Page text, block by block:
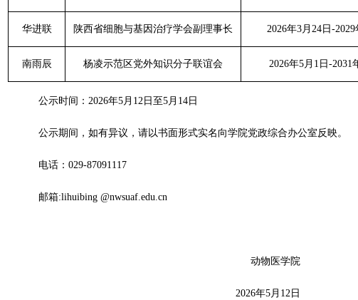
华进联 陕西省细胞与基因治疗学会副理事长 2026年3月24日-2029
南雨辰 杨凌示范区党外知识分子联谊会 2026年5月1日-2031
公示时间：2026年5月12日至5月14日
公示期间，如有异议，请以书面形式实名向学院党政综合办公室反映。
电话：029-87091117
邮箱:lihuibing @nwsuaf.edu.cn
动物医学院
2026年5月12日